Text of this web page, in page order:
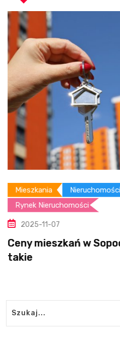
Mieszkania
Nieruchomości
Rynek Nieruchomości
2025-11-07
Ceny mieszkań w
takie